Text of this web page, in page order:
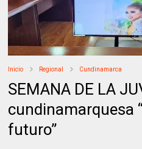
Inicio Regional Cundinamarca
SEMANA DE LA
cundinamarquesa
futuro”